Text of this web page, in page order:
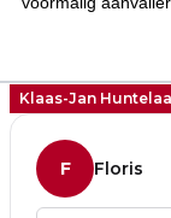
Klaas-Jan
F Floris